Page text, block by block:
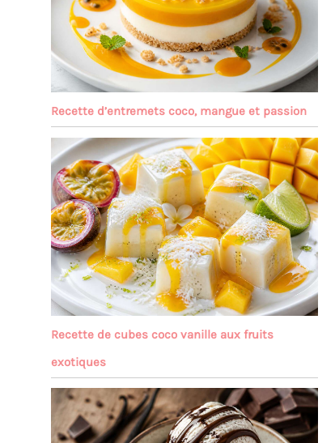
Recette d’entremets coco, mangue et passion
Recette de cubes coco vanille aux fruits
exotiques